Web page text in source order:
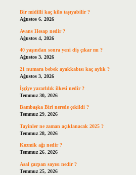
Bir midilli kaç kilo taşıyabilir ?
Ağustos 6, 2026
Avans Hesap nedir ?
Ağustos 4, 2026
40 yaşından sonra yeni diş çıkar mı ?
Ağustos 3, 2026
21 numara bebek ayakkabısı kaç aylık ?
Ağustos 3, 2026
İşçiye yararlılık ilkesi nedir ?
Temmuz 30, 2026
Bambaşka Biri nerede çekildi ?
Temmuz 29, 2026
Tayinler ne zaman açıklanacak 2025 ?
Temmuz 28, 2026
Kozmik ağı nedir ?
Temmuz 26, 2026
Asal çarpan sayısı nedir ?
Temmuz 25, 2026